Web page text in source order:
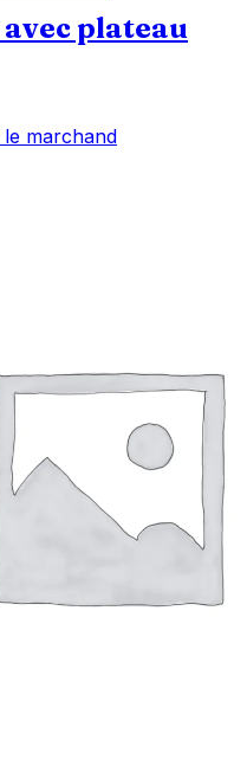
plateau
marchand